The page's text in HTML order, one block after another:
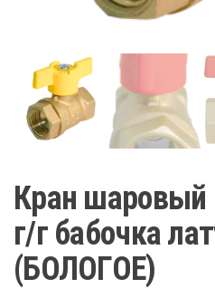
Кран шаровый
г/г бабочка
(БОЛОГОЕ)